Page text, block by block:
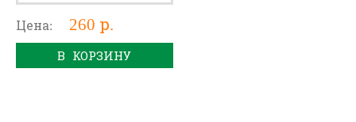
Цена: 260 р.
В КОРЗИНУ